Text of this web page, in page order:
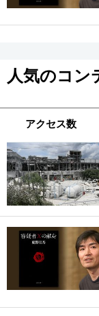
人気のコン
アクセス数